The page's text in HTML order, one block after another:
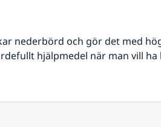
nederbörd och gör det med
hjälpmedel när man vill ha